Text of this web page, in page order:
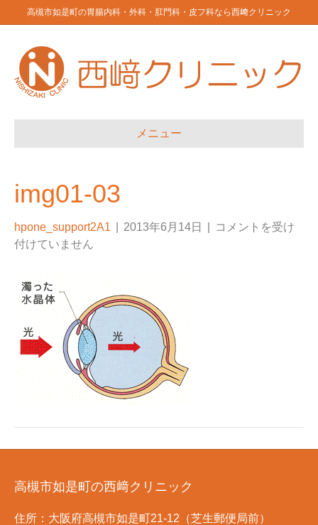
高槻市如是町の胃腸内科・外科・肛門科・皮フ科なら西﨑クリニック
メニュー
img01-03
hpone_support2A1 2013年6月14日
コメントを受け
付けていません
高槻市如是町の西﨑クリニック
住所：大阪府高槻市如是町21-12（芝生郵便局前）